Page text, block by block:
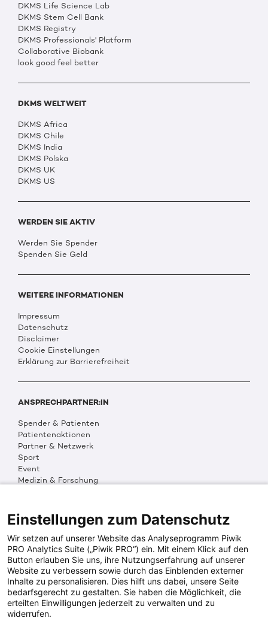
DKMS Life Science Lab
DKMS Stem Cell Bank
DKMS Registry
DKMS Professionals' Platform
Collaborative Biobank
look good feel better
DKMS WELTWEIT
DKMS Africa
DKMS Chile
DKMS India
DKMS Polska
DKMS UK
DKMS US
WERDEN SIE AKTIV
Werden Sie Spender
Spenden Sie Geld
WEITERE INFORMATIONEN
Impressum
Datenschutz
Disclaimer
Cookie Einstellungen
Erklärung zur Barrierefreiheit
ANSPRECHPARTNER:IN
Spender & Patienten
Patientenaktionen
Partner & Netzwerk
Sport
Event
Medizin & Forschung
Multimedia
Social Media
PRESSEINFOS
Fotos & Media
Digitale Pressemappen
Patientenaktionen
Einstellungen zum Datenschutz
Wir setzen auf unserer Website das Analyseprogramm Piwik
PRO Analytics Suite („Piwik PRO“) ein. Mit einem Klick auf den
Button erlauben Sie uns, ihre Nutzungserfahrung auf unserer
Website zu verbessern sowie durch das Einblenden externer
Inhalte zu personalisieren. Dies hilft uns dabei, unsere Seite
bedarfsgerecht zu gestalten. Sie haben die Möglichkeit, die
erteilten Einwilligungen jederzeit zu verwalten und zu
widerrufen.